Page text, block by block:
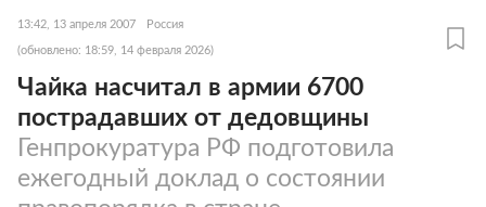
13:42, 13 апреля 2007 Россия
(обновлено: 18:59, 14 февраля 2026)
Чайка насчитал в армии 6700
пострадавших от дедовщины
Генпрокуратура РФ подготовила
ежегодный доклад о состоянии